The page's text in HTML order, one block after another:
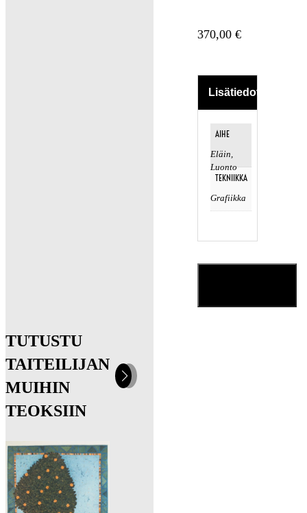
370,00 €
vartijat
Lisätiedot
AIHE
Eläin,
Luonto
TEKNIIKKA
Grafiikka
TUTUSTU
TAITEILIJAN
MUIHIN
TEOKSIIN
Edellinen
dia
Seuraava
dia